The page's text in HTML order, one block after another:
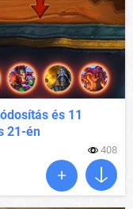
és 11
21-én
408